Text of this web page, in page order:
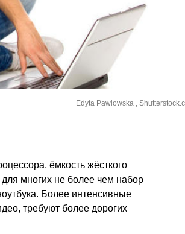
Edyta Pawlowska ,
ёмкость жёсткого
многих не более чем набор
Более интенсивные
требуют более дорогих